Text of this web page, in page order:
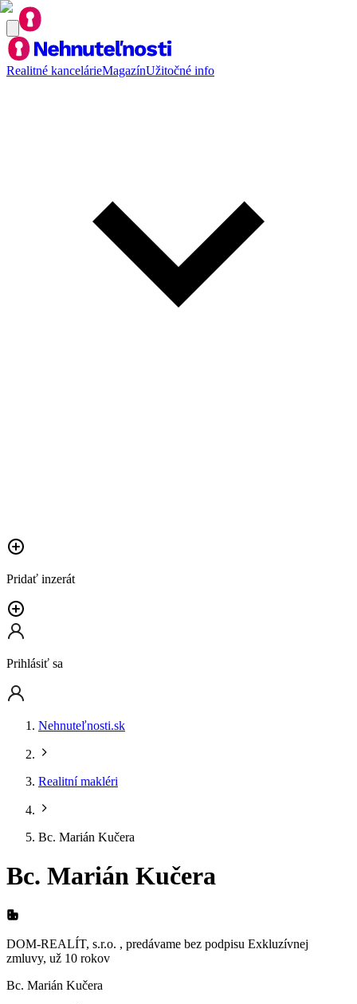
Realitné kancelárieMagazínUžitočné info
Pridať inzerát
Prihlásiť sa
Nehnuteľnosti.sk
Realitní makléri
Bc. Marián Kučera
Bc. Marián Kučera
DOM-REALÍT, s.r.o. , predávame bez podpisu Exkluzívnej
zmluvy, už 10 rokov
Bc. Marián Kučera